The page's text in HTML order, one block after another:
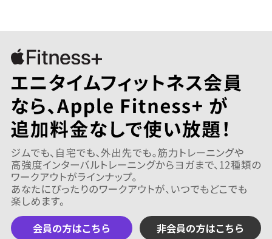
会員の方はこちら 非会員の方はこちら